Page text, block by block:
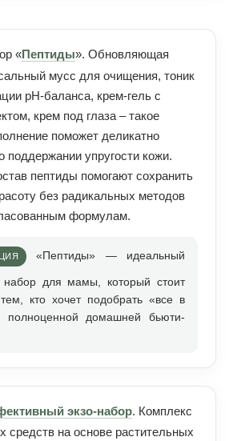
«Пептиды». Обновляющая
мусс для очищения, тоник
pH-баланса, крем-гель с
крем под глаза – такое
поможет деликатно
поддержании упругости кожи.
пептиды помогают сохранить
без радикальных методов
формулам.
«Пептиды» — идеальный
набор для мамы, который стоит
кто хочет подобрать «все в
домашней бьюти-
экзо-набор. Комплекс
средств на основе растительных